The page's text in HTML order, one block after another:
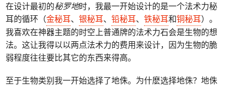
在设计最初的秘罗地时，我最一开始设计的是一个法术力秘
耳的循环（金秘耳、银秘耳、铅秘耳、铁秘耳和铜秘耳）。
我喜欢在神器主题的时空上普通牌的法术力石会是生物的想
法。这让我得以以两点法术力的费用来设计，因为生物的脆
弱程度往往要比其它的东西来得高。
至于生物类别我一开始选择了地侏。为什麽选择地侏？地侏